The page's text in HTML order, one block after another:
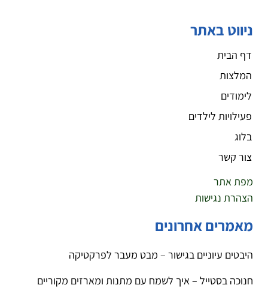
ניווט באתר
דף הבית
המלצות
לימודים
פעילויות לילדים
בלוג
צור קשר
מפת אתר
הצהרת נגישות
מאמרים אחרונים
היבטים עיוניים בגישור – מבט מעבר לפרקטיקה
חנוכה בסטייל – איך לשמח עם מתנות ומארזים מקוריים